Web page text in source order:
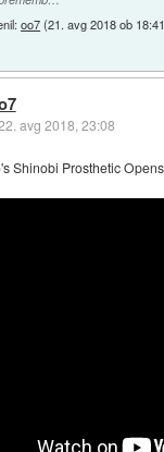
oo7(21. avg 2018 ob
avg 2018, 23:08
Shinobi Prosthetic